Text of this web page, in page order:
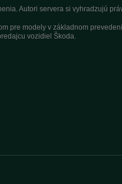
Autori servera si vyhradzujú
pre modely v základnom
vozidiel Škoda.